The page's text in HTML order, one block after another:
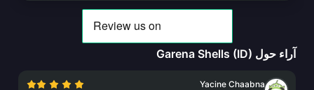
آراء حول Garena Shells (ID)
Yacine Chaabna